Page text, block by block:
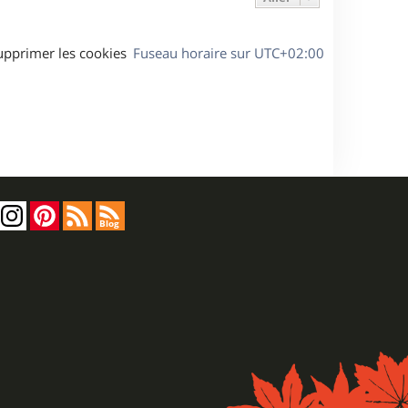
Fuseau horaire sur UTC+02:00
les cookies